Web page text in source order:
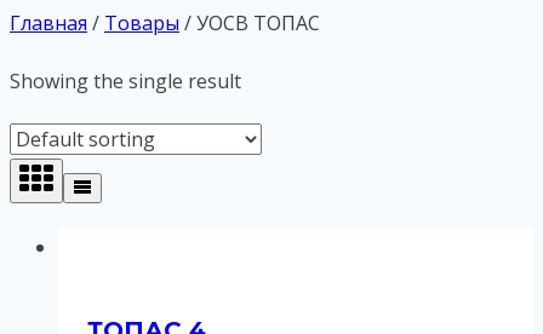
Главная / Товары /УОСВ ТОПАС
Showing the single result